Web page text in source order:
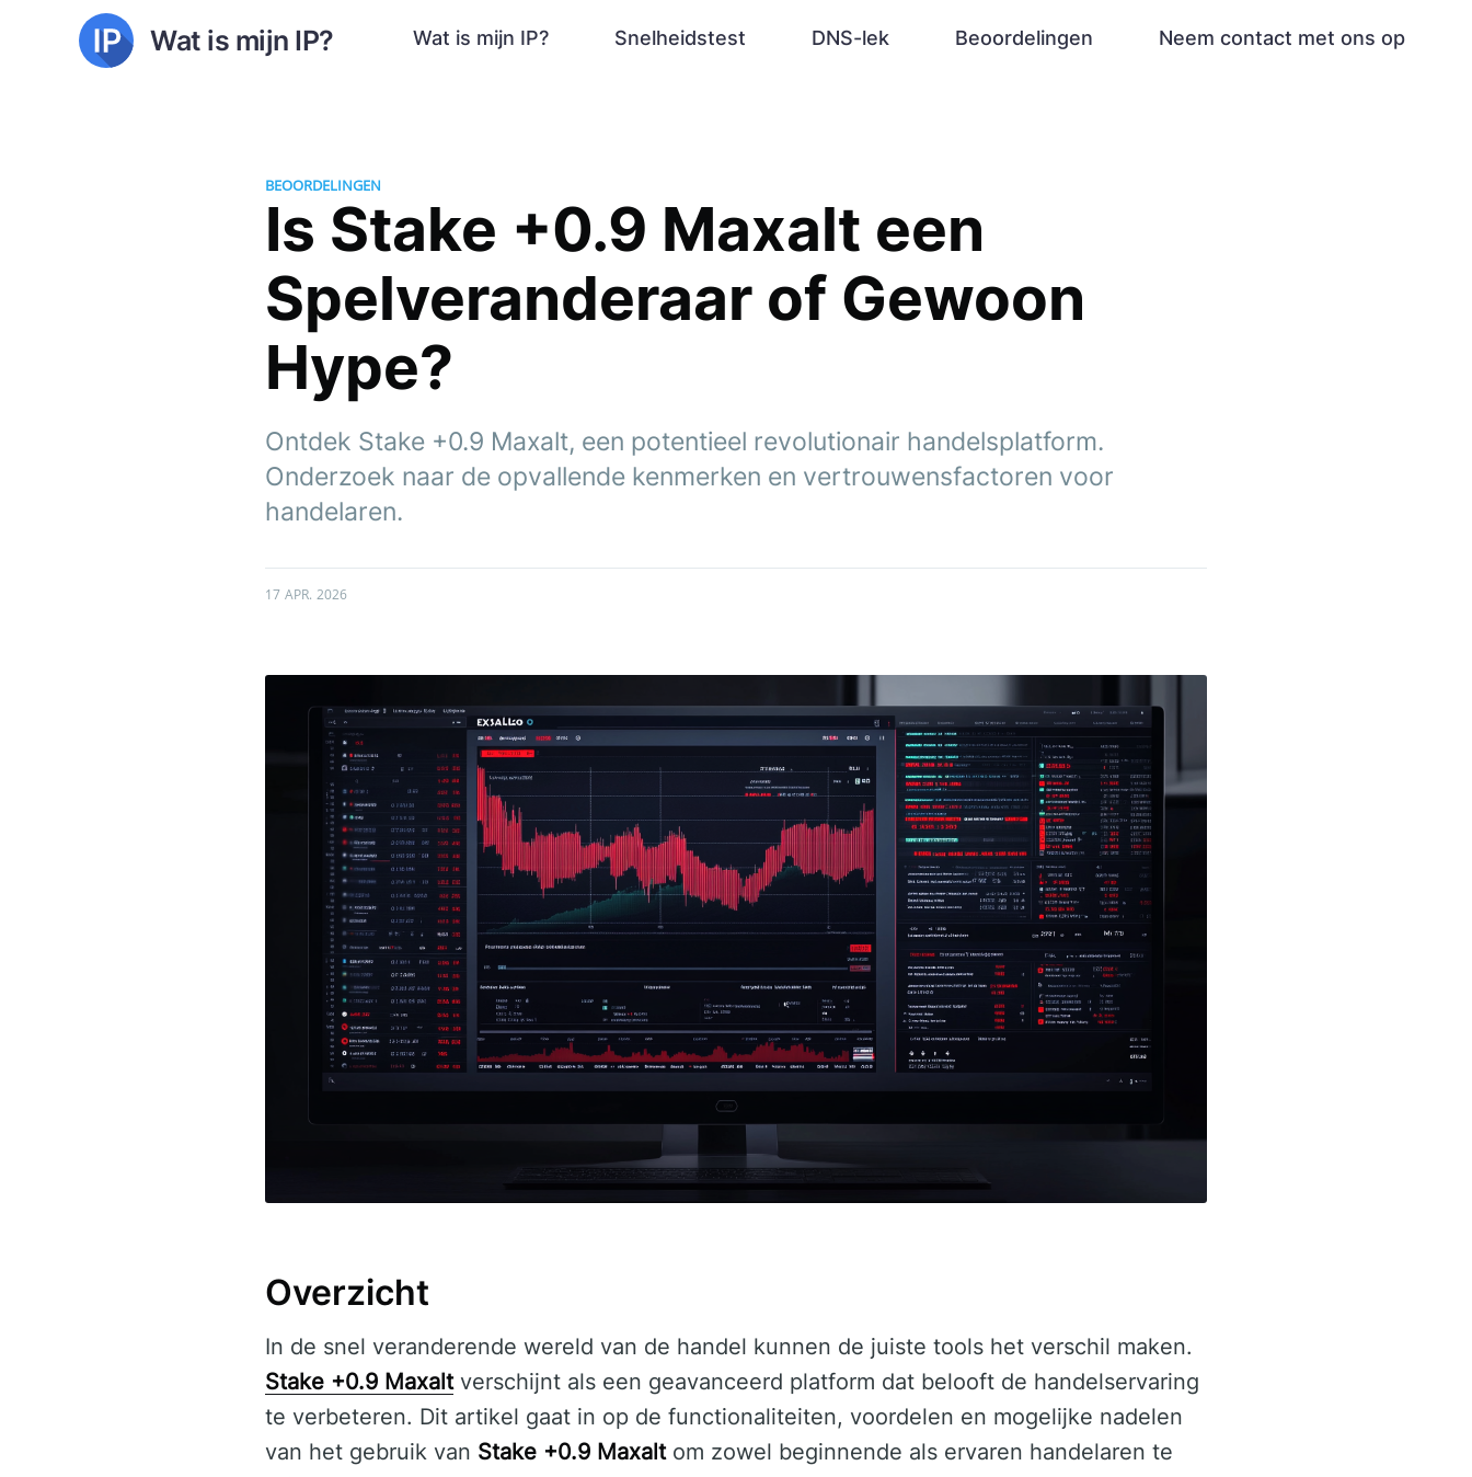
Wat is mijn IP? Wat is mijn IP? Snelheidstest DNS-lek Beoordelingen Neem contact met ons op
BEOORDELINGEN
Is Stake +0.9 Maxalt een
Spelveranderaar of Gewoon
Hype?
Ontdek Stake +0.9 Maxalt, een potentieel revolutionair handelsplatform.
Onderzoek naar de opvallende kenmerken en vertrouwensfactoren voor
handelaren.
17 APR. 2026
Overzicht
In de snel veranderende wereld van de handel kunnen de juiste tools het verschil maken.
Stake +0.9 Maxaltverschijnt als een geavanceerd platform dat belooft de handelservaring
te verbeteren. Dit artikel gaat in op de functionaliteiten, voordelen en mogelijke nadelen
van het gebruik van Stake +0.9 Maxaltom zowel beginnende als ervaren handelaren te